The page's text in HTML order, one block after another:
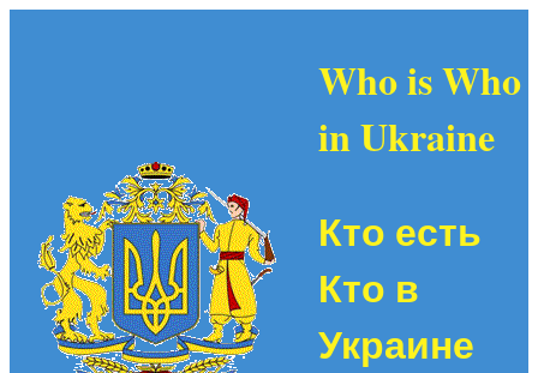
Who is Who
in Ukraine
Кто есть
Кто в
Украине